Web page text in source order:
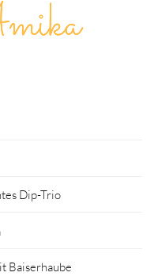
Dip-Trio
Baiserhaube